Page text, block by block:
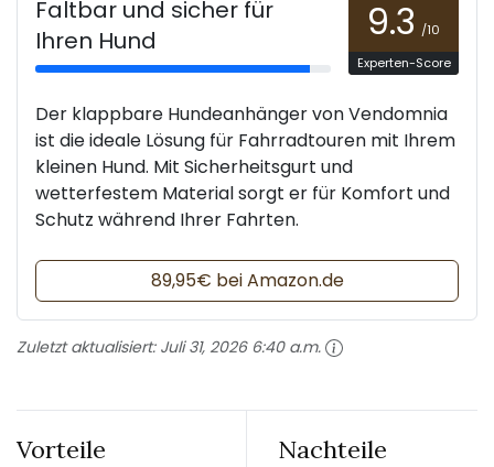
Faltbar und sicher für
Ihren Hund
9.3 /10
Experten-Score
Der klappbare Hundeanhänger von Vendomnia
ist die ideale Lösung für Fahrradtouren mit Ihrem
kleinen Hund. Mit Sicherheitsgurt und
wetterfestem Material sorgt er für Komfort und
Schutz während Ihrer Fahrten.
89,95€ bei Amazon.de
Zuletzt aktualisiert: Juli 31, 2026 6:40 a.m.
Vorteile Nachteile